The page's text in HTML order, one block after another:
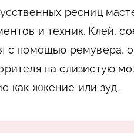
ресниц
и техник. Клей,
с помощью ремувера,
на слизистую
как жжение или зуд.